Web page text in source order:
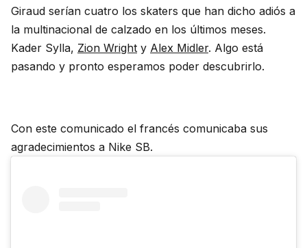
Giraud serían cuatro los skaters que han dicho adiós a
la multinacional de calzado en los últimos meses.
Kader Sylla, Zion Wright y Alex Midler. Algo está
pasando y pronto esperamos poder descubrirlo.
Con este comunicado el francés comunicaba sus
agradecimientos a Nike SB.